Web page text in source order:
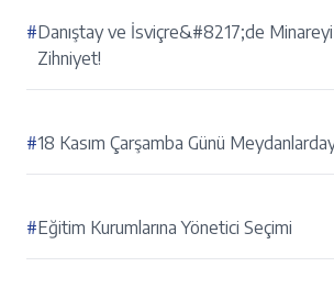
#Danıştay ve İsviçre&#8217;de
Zihniyet!
#18 Kasım Çarşamba Günü
#Eğitim Kurumlarına Yönetici Seçimi